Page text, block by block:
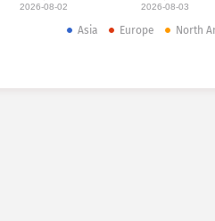
2026-08-02 2026-08-03
Asia Europe North